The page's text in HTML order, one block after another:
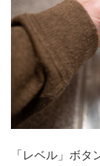
「レベル」ボタ